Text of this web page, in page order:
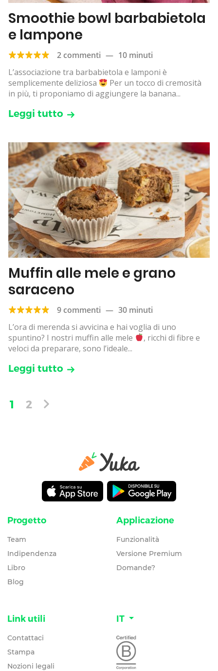
Smoothie bowl barbabietola
e lampone
2 commenti — 10 minuti
L’associazione tra barbabietola e lamponi è
semplicemente deliziosa
Per un tocco di cremosità
in più, ti proponiamo di aggiungere la banana...
Leggi tutto
Muffin alle mele e grano
saraceno
9 commenti — 30 minuti
L’ora di merenda si avvicina e hai voglia di uno
spuntino? I nostri muffin alle mele
, ricchi di fibre e
veloci da preparare, sono l’ideale...
Leggi tutto
1 2
Progetto
Team
Indipendenza
Libro
Blog
Applicazione
Funzionalità
Versione Premium
Domande?
Link utili
Contattaci
Stampa
Nozioni legali
IT